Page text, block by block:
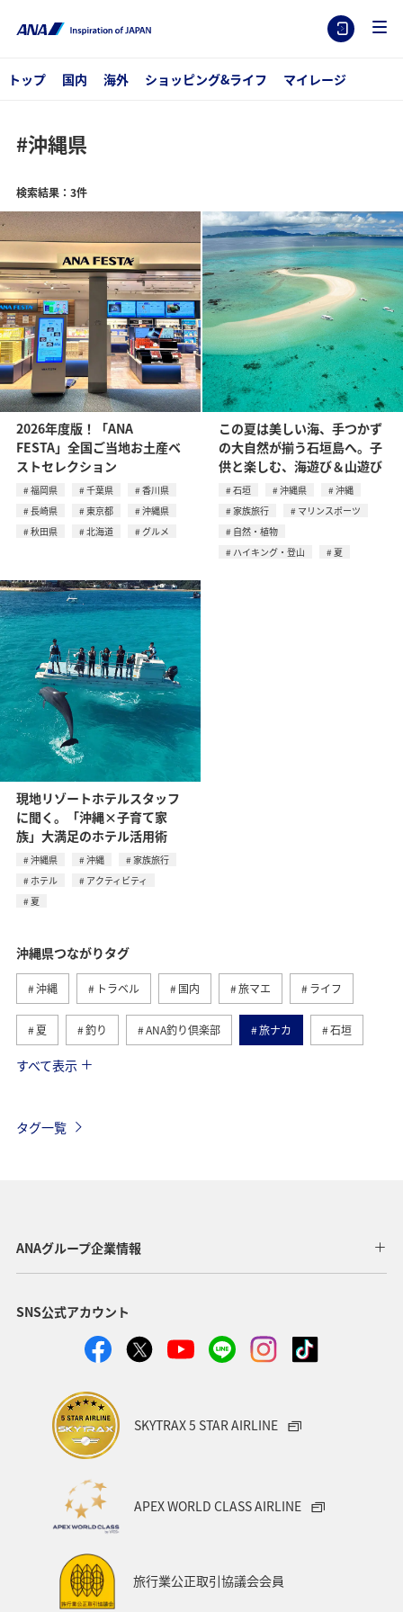
トップ 国内 海外 ショッピング&ライフ マイレージ
#沖縄県
検索結果：3件
2026年度版！「ANA
FESTA」全国ご当地お土産ベ
ストセレクション
福岡県 千葉県
香川県
長崎県
東京都
沖縄県
秋田県
北海道 グルメ
この夏は美しい海、手つかず
の大自然が揃う石垣島へ。子
供と楽しむ、海遊び＆山遊び
石垣 沖縄県
沖縄
家族旅行
マリンスポーツ
自然・植物
ハイキング・登山
夏
現地リゾートホテルスタッフ
に聞く。「沖縄×子育て家
族」大満足のホテル活用術
沖縄県 沖縄
家族旅行
ホテル
アクティビティ
夏
沖縄県つながりタグ
沖縄 トラベル 国内 旅マエ ライフ
夏 釣り ANA釣り倶楽部 旅ナカ 石垣
ショッピング＆ライフ
マイルを使う 九州地方 マイルを貯める
タチウオ アオリイカ
すべて表示
タグ一覧
ANAグループ企業情報
SNS公式アカウント
SKYTRAX 5 STAR AIRLINE
APEX WORLD CLASS AIRLINE
旅行業公正取引協議会会員